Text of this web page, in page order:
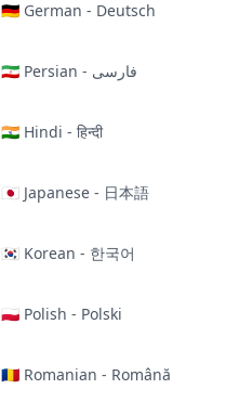
🇩🇪 German - Deutsch
🇮🇷 Persian - فارسی
🇮🇳 Hindi - हिन्दी
🇯🇵 Japanese - 日本語
🇰🇷 Korean - 한국어
🇵🇱 Polish - Polski
🇷🇴 Romanian - Română